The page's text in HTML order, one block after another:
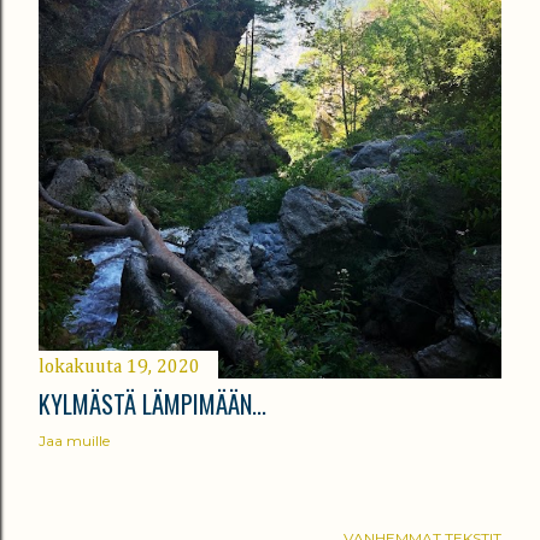
lokakuuta 19, 2020
KYLMÄSTÄ LÄMPIMÄÄN...
Jaa muille